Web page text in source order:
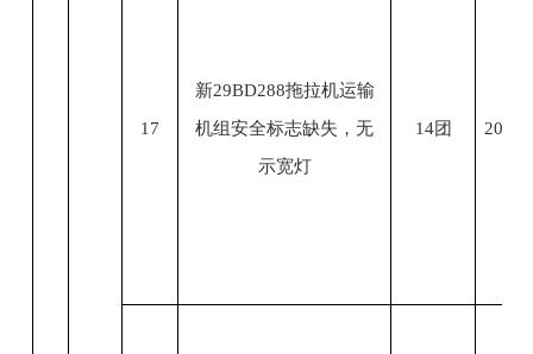
17
新29BD288拖拉机运输
机组安全标志缺失，无
示宽灯
14团